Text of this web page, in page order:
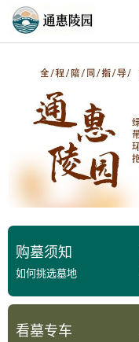
购墓须知
如何挑选墓地
看墓专车